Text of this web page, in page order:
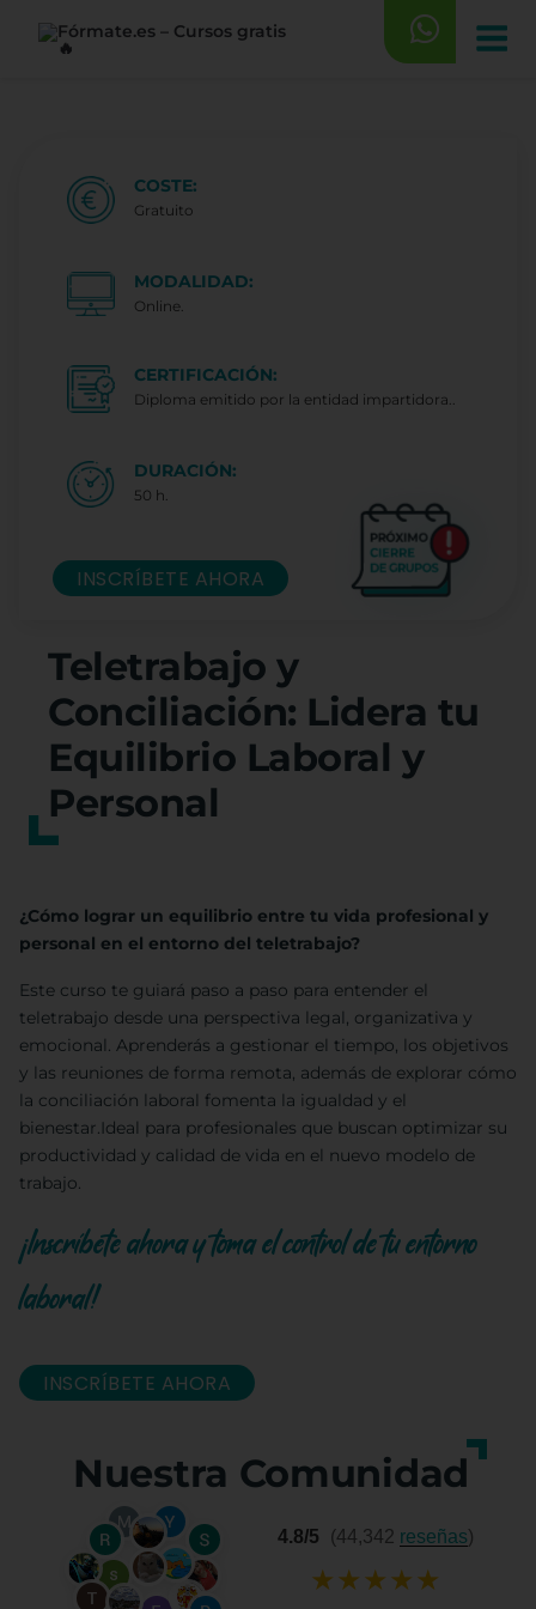
Teletrabajo y
Conciliación: Lidera tu
Equilibrio Laboral y
Personal
¿Cómo lograr un equilibrio entre tu vida profesional y
personal en el entorno del teletrabajo?
Este curso te guiará paso a paso para entender el
teletrabajo desde una perspectiva legal, organizativa y
emocional. Aprenderás a gestionar el tiempo, los objetivos
y las reuniones de forma remota, además de explorar cómo
la conciliación laboral fomenta la igualdad y el
bienestar.Ideal para profesionales que buscan optimizar su
productividad y calidad de vida en el nuevo modelo de
trabajo.
¡Inscríbete ahora y toma el control de tu entorno
laboral!
INSCRÍBETE AHORA
Nuestra Comunidad
4.8/5 (44,342 reseñas)
★★★★★
COSTE:
Gratuito
MODALIDAD:
Online.
CERTIFICACIÓN:
Diploma emitido por la entidad impartidora..
DURACIÓN:
50 h.
INSCRÍBETE AHORA